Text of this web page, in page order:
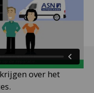
over het